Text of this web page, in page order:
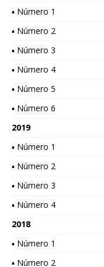
▪ Número 1
▪ Número 2
▪ Número 3
▪ Número 4
▪ Número 5
▪ Número 6
2019
▪ Número 1
▪ Número 2
▪ Número 3
▪ Número 4
2018
▪ Número 1
▪ Número 2